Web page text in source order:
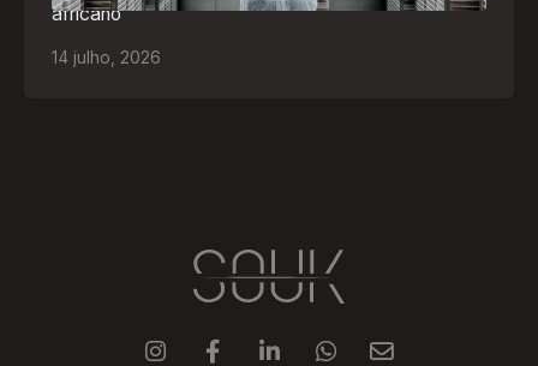
africano
14 julho, 2026
    